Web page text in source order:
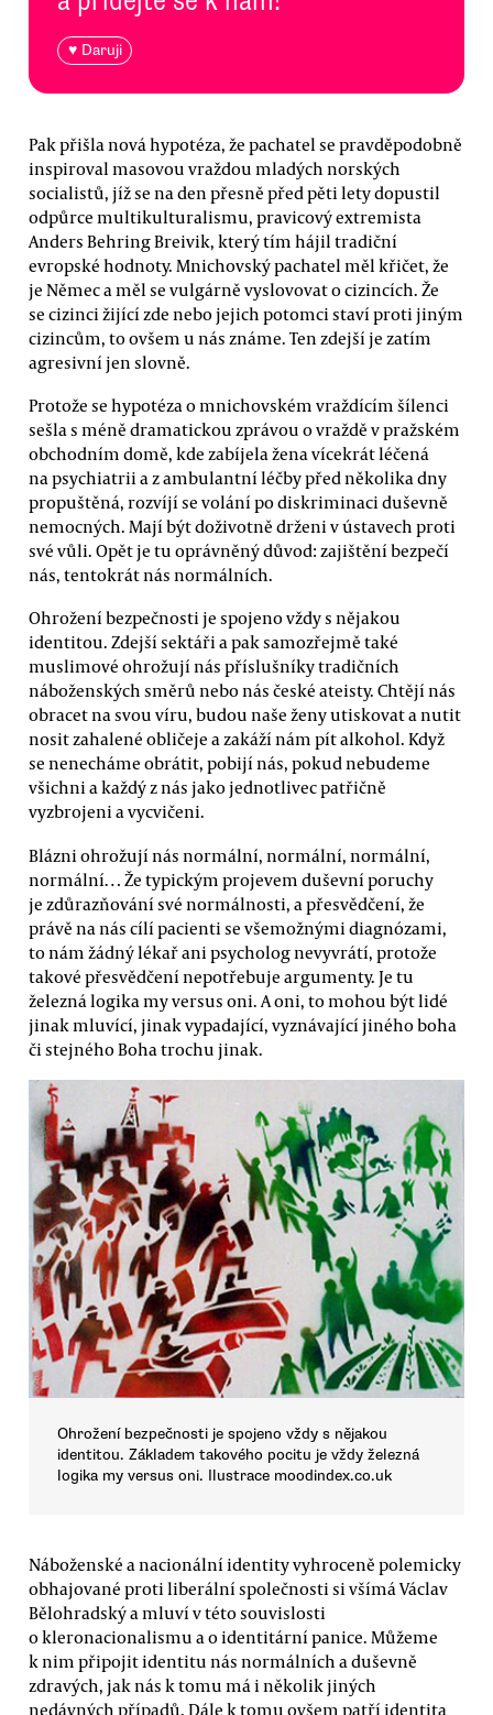
♥ Daruji
Pak přišla nová hypotéza, že pachatel se pravděpodobně
inspiroval masovou vraždou mladých norských
socialistů, jíž se na den přesně před pěti lety dopustil
odpůrce multikulturalismu, pravicový extremista
Anders Behring Breivik, který tím hájil tradiční
evropské hodnoty. Mnichovský pachatel měl křičet, že
je Němec a měl se vulgárně vyslovovat o cizincích. Že
se cizinci žijící zde nebo jejich potomci staví proti jiným
cizincům, to ovšem u nás známe. Ten zdejší je zatím
agresivní jen slovně.
Protože se hypotéza o mnichovském vraždícím šílenci
sešla s méně dramatickou zprávou o vraždě v pražském
obchodním domě, kde zabíjela žena vícekrát léčená
na psychiatrii a z ambulantní léčby před několika dny
propuštěná, rozvíjí se volání po diskriminaci duševně
nemocných. Mají být doživotně drženi v ústavech proti
své vůli. Opět je tu oprávněný důvod: zajištění bezpečí
nás, tentokrát nás normálních.
Ohrožení bezpečnosti je spojeno vždy s nějakou
identitou. Zdejší sektáři a pak samozřejmě také
muslimové ohrožují nás příslušníky tradičních
náboženských směrů nebo nás české ateisty. Chtějí nás
obracet na svou víru, budou naše ženy utiskovat a nutit
nosit zahalené obličeje a zakáží nám pít alkohol. Když
se nenecháme obrátit, pobijí nás, pokud nebudeme
všichni a každý z nás jako jednotlivec patřičně
vyzbrojeni a vycvičeni.
Blázni ohrožují nás normální, normální, normální,
normální… Že typickým projevem duševní poruchy
je zdůrazňování své normálnosti, a přesvědčení, že
právě na nás cílí pacienti se všemožnými diagnózami,
to nám žádný lékař ani psycholog nevyvrátí, protože
takové přesvědčení nepotřebuje argumenty. Je tu
železná logika my versus oni. A oni, to mohou být lidé
jinak mluvící, jinak vypadající, vyznávající jiného boha
či stejného Boha trochu jinak.
Ohrožení bezpečnosti je spojeno vždy s nějakou
identitou. Základem takového pocitu je vždy železná
logika my versus oni. Ilustrace moodindex.co.uk
Náboženské a nacionální identity vyhroceně polemicky
obhajované proti liberální společnosti si všímá Václav
Bělohradský a mluví v této souvislosti
o kleronacionalismu a o identitární panice. Můžeme
k nim připojit identitu nás normálních a duševně
zdravých, jak nás k tomu má i několik jiných
nedávných případů. Dále k tomu ovšem patří identita